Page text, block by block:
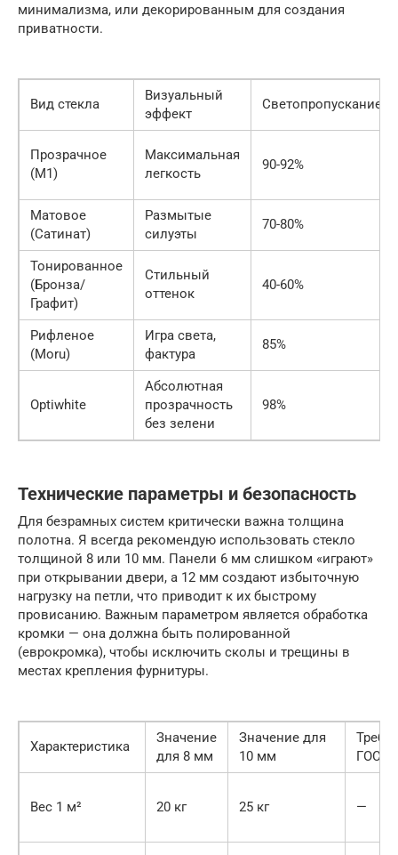
минимализма, или декорированным для создания
приватности.
Вид стекла
Визуальный
эффект
Светопропускание
Прозрачное
(М1)
Максимальная
легкость
90-92%
Матовое
(Сатинат)
Размытые
силуэты
70-80%
Тонированное
(Бронза/
Графит)
Стильный
оттенок
40-60%
Рифленое
(Moru)
Игра света,
фактура
85%
Optiwhite
Абсолютная
прозрачность
без зелени
98%
Технические параметры и безопасность
Для безрамных систем критически важна толщина
полотна. Я всегда рекомендую использовать стекло
толщиной 8 или 10 мм. Панели 6 мм слишком «играют»
при открывании двери, а 12 мм создают избыточную
нагрузку на петли, что приводит к их быстрому
провисанию. Важным параметром является обработка
кромки — она должна быть полированной
(еврокромка), чтобы исключить сколы и трещины в
местах крепления фурнитуры.
Характеристика
Значение
для 8 мм
Значение для
10 мм
ГОСТ
Вес 1 м² 20 кг 25 кг —